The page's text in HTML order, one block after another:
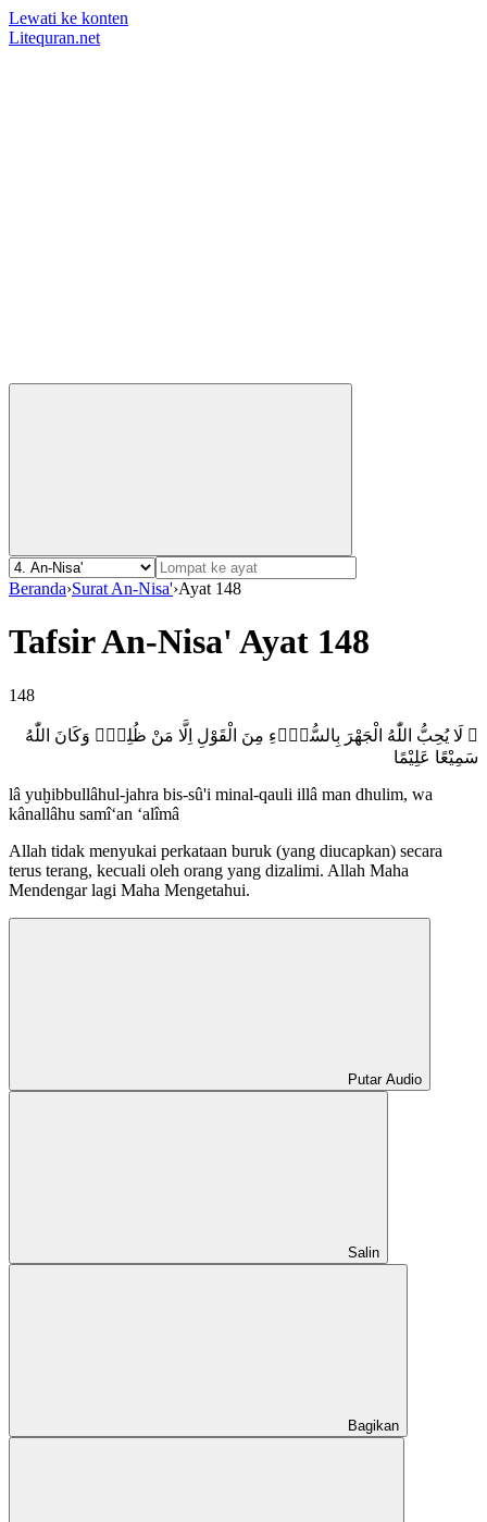
Lewati ke konten
Litequran.net
Beranda›Surat An-Nisa'›Ayat 148
Tafsir An-Nisa' Ayat 148
148
۞ لَا يُحِبُّ اللّٰهُ الْجَهْرَ بِالسُّوْۤءِ مِنَ الْقَوْلِ اِلَّا مَنْ ظُلِمَۗ وَكَانَ اللّٰهُ
سَمِيْعًا عَلِيْمًا
lâ yuḫibbullâhul-jahra bis-sû'i minal-qauli illâ man dhulim, wa
kânallâhu samî‘an ‘alîmâ
Allah tidak menyukai perkataan buruk (yang diucapkan) secara
terus terang, kecuali oleh orang yang dizalimi. Allah Maha
Mendengar lagi Maha Mengetahui.
Putar Audio
Salin
Bagikan